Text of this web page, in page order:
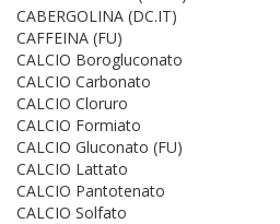
CABERGOLINA (DC.IT)
CAFFEINA (FU)
CALCIO Borogluconato
CALCIO Carbonato
CALCIO Cloruro
CALCIO Formiato
CALCIO Gluconato (FU)
CALCIO Lattato
CALCIO Pantotenato
CALCIO Solfato